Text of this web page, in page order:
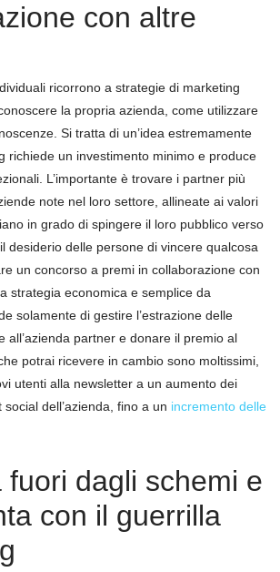
con altre
ricorrono a strategie di marketing
la propria azienda, come utilizzare
Si tratta di un’idea estremamente
richiede un investimento minimo e produce
L’importante è trovare i partner più
note nel loro settore, allineate ai valori
in grado di spingere il loro pubblico verso
desiderio delle persone di vincere qualcosa
un concorso a premi in collaborazione con
strategia economica e semplice da
solamente di gestire l’estrazione delle
all’azienda partner e donare il premio al
potrai ricevere in cambio sono moltissimi,
utenti alla newsletter a un aumento dei
social dell’azienda, fino a un incremento delle
fuori dagli schemi e
con il guerrilla